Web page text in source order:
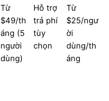
Từ
$49/th
áng (5
người
dùng)
Hỗ trợ
trả phí
tùy
chọn
Từ
$25/ngư
ời
dùng/th
áng